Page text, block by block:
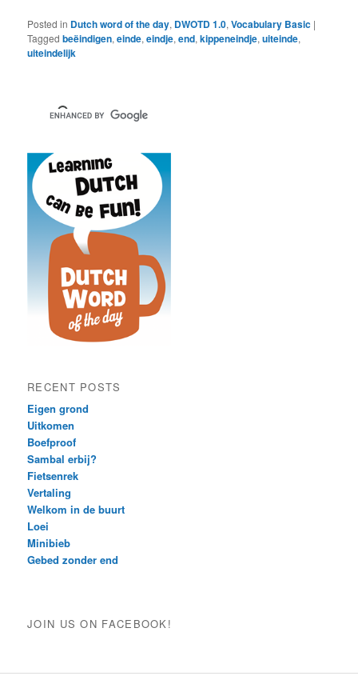
Posted in Dutch word of the day, DWOTD 1.0,Vocabulary Basic |
Tagged beëindigen,einde,eindje,end,kippeneindje,uiteinde,
uiteindelijk
RECENT POSTS
Eigen grond
Uitkomen
Boefproof
Sambal erbij?
Fietsenrek
Vertaling
Welkom in de buurt
Loei
Minibieb
Gebed zonder end
JOIN US ON FACEBOOK!